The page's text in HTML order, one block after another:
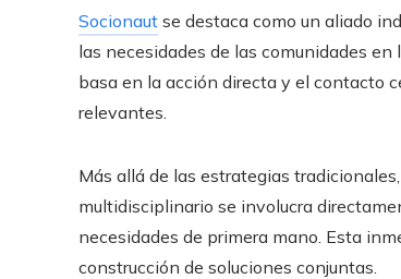
Socionaut se destaca como un aliado
las necesidades de las comunidades
basa en la acción directa y el contacto
relevantes.
Más allá de las estrategias
multidisciplinario se involucra
necesidades de primera mano. Esta
construcción de soluciones conjuntas.